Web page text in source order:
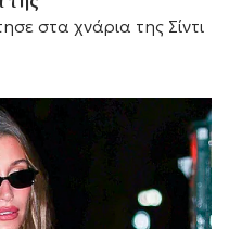
στα χνάρια της Σίντι